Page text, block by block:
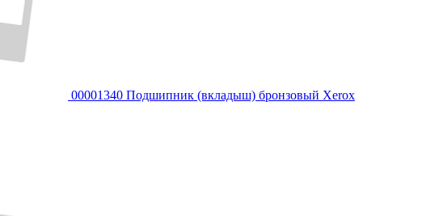
00001340 Подшипник (вкладыш) бронзовый Xerox